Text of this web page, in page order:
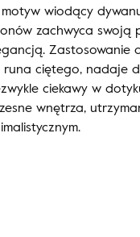
wiodący
zachwyca swoją
Zastosowanie
ciętego, nadaje
ciekawy w
wnętrza,